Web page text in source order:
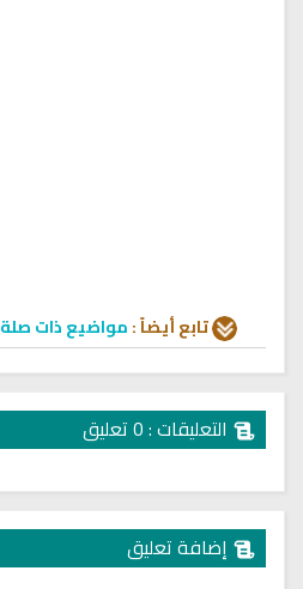
تابع أيضاً :مواضيع ذات صلة
التعليقات : 0 تعليق
إضافة تعليق